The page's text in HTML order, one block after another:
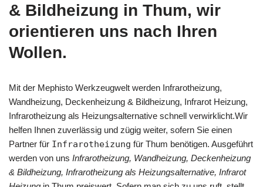
& Bildheizung in Thum, wir
orientieren uns nach Ihren
Wollen.
Mit der Mephisto Werkzeugwelt werden Infrarotheizung,
Wandheizung, Deckenheizung & Bildheizung, Infrarot Heizung,
Infrarotheizung als Heizungsalternative schnell verwirklicht.Wir
helfen Ihnen zuverlässig und zügig weiter, sofern Sie einen
Partner für Infrarotheizung für Thum benötigen. Ausgeführt
werden von uns Infrarotheizung, Wandheizung, Deckenheizung
& Bildheizung, Infrarotheizung als Heizungsalternative, Infrarot